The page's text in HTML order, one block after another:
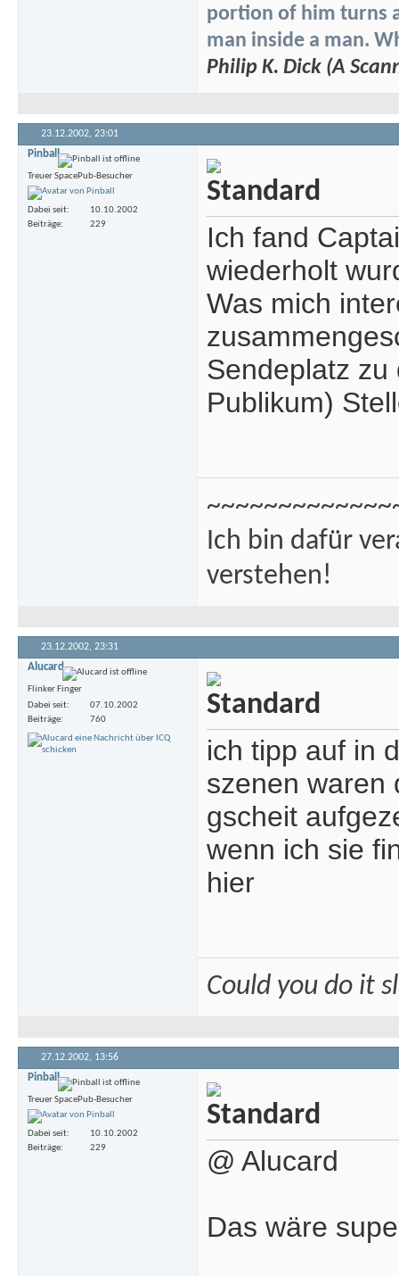
portion of him turns
man inside a man.
Philip K. Dick (A
23.12.2002, 23:01
Pinball
Treuer SpacePub-Besucher
Dabei seit
10.10.2002
Beiträge
229
Ich fand
wiederholt
Was mich
Sendeplatz
Publikum)
Ich bin dafür
verstehen!
23.12.2002, 23:31
Alucard
Flinker Finger
Dabei seit
07.10.2002
Beiträge
760
ich tipp auf in
szenen waren
gscheit
wenn ich sie
hier
Could you do it
27.12.2002, 13:56
Pinball
Treuer SpacePub-Besucher
Dabei seit
10.10.2002
Beiträge
229 @ Alucard
Das wäre